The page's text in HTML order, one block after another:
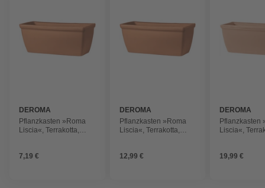
DEROMA
Pflanzkasten »Roma
Liscia«, Terrakotta,
7,19 €
DEROMA
Pflanzkasten »Roma
Liscia«, Terrakotta,
12,99 €
DEROMA
Pflanzkasten
Liscia«,
19,99 €